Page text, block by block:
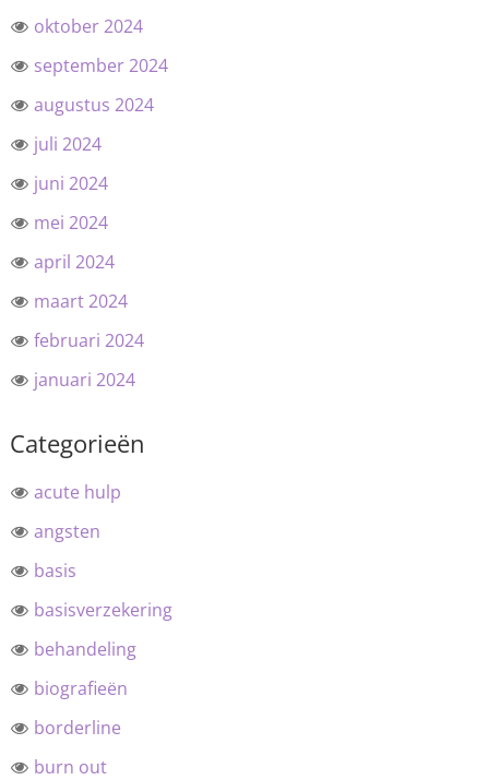
oktober 2024
september 2024
augustus 2024
juli 2024
juni 2024
mei 2024
april 2024
maart 2024
februari 2024
januari 2024
Categorieën
acute hulp
angsten
basis
basisverzekering
behandeling
biografieën
borderline
burn out